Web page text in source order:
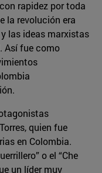
rapidez por toda
la revolución era
las ideas marxistas
Así fue como
quien fue
en Colombia.
o el “Che
un líder muy